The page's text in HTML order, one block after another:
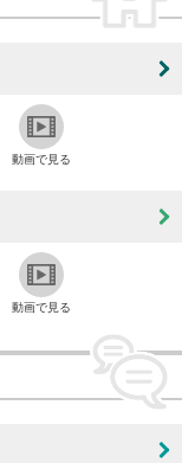
動画で見る
動画で見る